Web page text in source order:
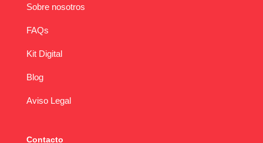
Sobre nosotros
FAQs
Kit Digital
Blog
Aviso Legal
Contacto